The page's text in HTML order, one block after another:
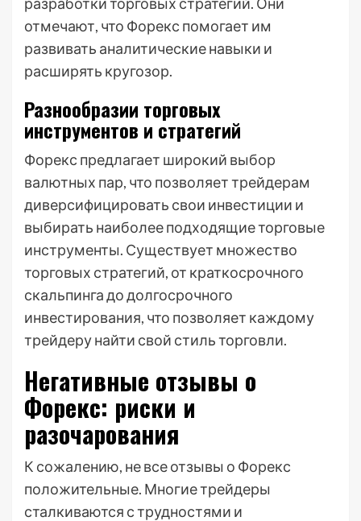
отмечают, что Форекс помогает им
развивать аналитические навыки и
расширять кругозор.
Разнообразии торговых
инструментов и стратегий
Форекс предлагает широкий выбор
валютных пар, что позволяет трейдерам
диверсифицировать свои инвестиции и
выбирать наиболее подходящие торговые
инструменты. Существует множество
торговых стратегий, от краткосрочного
скальпинга до долгосрочного
инвестирования, что позволяет каждому
трейдеру найти свой стиль торговли.
Негативные отзывы о
Форекс: риски и
разочарования
К сожалению, не все отзывы о Форекс
положительные. Многие трейдеры
сталкиваются с трудностями и